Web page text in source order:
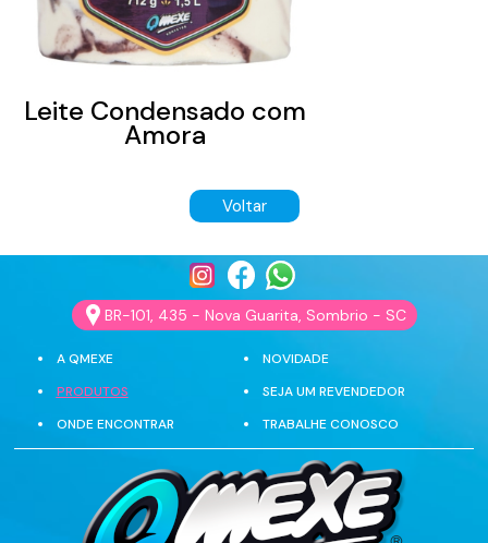
Leite Condensado com
Amora
Voltar
BR-101, 435 - Nova Guarita, Sombrio - SC
A QMEXE
PRODUTOS
ONDE ENCONTRAR
NOVIDADE
SEJA UM REVENDEDOR
TRABALHE CONOSCO